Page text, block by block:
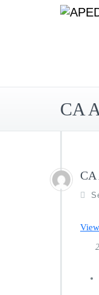
CA
CA